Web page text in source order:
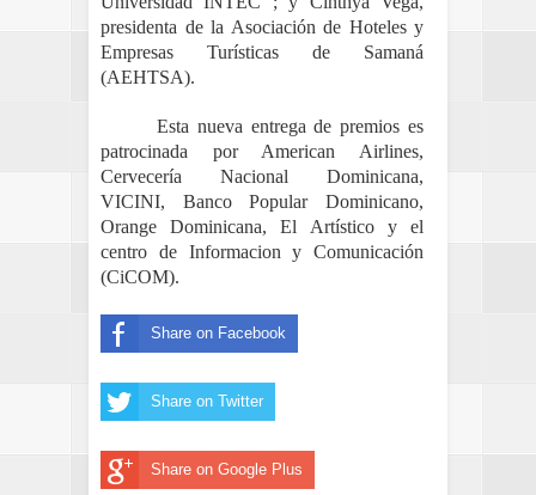
presidenta de la Asociación de Hoteles y
Empresas Turísticas de Samaná
(AEHTSA).
Esta nueva entrega de premios es
patrocinada por American Airlines,
Cervecería Nacional Dominicana,
VICINI, Banco Popular Dominicano,
Orange Dominicana, El Artístico y el
centro de Informacion y Comunicación
(CiCOM).
Share on Facebook
Share on Twitter
Share on Google Plus